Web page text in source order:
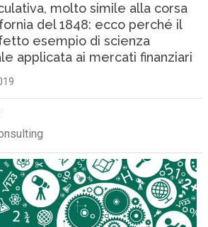
molto simile alla corsa
del 1848: ecco perché il
esempio di scienza
applicata ai mercati finanziari